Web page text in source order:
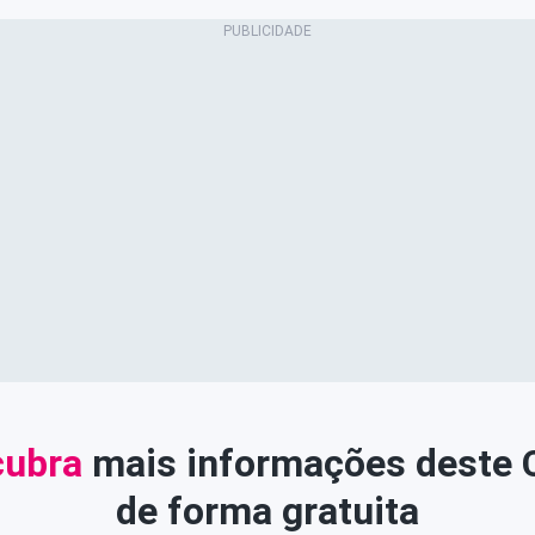
mais informações deste
de forma gratuita